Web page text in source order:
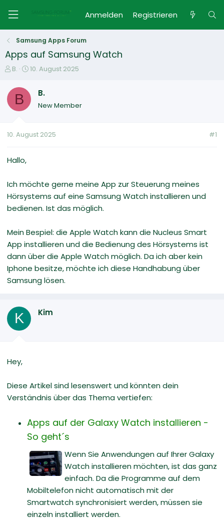
Anmelden Registrieren
Samsung Apps Forum
Apps auf Samsung Watch
E
s
e
e
B.
E
t
t
10. August 2025
B B.
New Member
10. August 2025 #1
Hallo,
Ich möchte gerne meine App zur Steuerung meines
Hörsystems auf eine Samsung Watch installieren und
bedienen. Ist das möglich.
Mein Bespiel: die Apple Watch kann die Nucleus Smart
App installieren und die Bedienung des Hörsystems ist
dann über die Apple Watch möglich. Da ich aber kein
Iphone besitze, möchte ich diese Handhabung über
Samsung lösen.
K Kim
Hey,
Diese Artikel sind lesenswert und könnten dein
Verständnis über das Thema vertiefen:
Apps auf der Galaxy Watch installieren -
So geht´s
Wenn Sie Anwendungen auf Ihrer Galaxy
Watch installieren möchten, ist das ganz
einfach. Da die Programme auf dem
Mobiltelefon nicht automatisch mit der
Smartwatch synchronisiert werden, müssen sie
einzeln installiert werden.